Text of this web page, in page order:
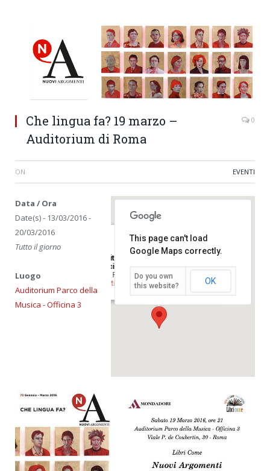
Che lingua fa? 19 marzo –
Auditorium di Roma
0
ON EVENTI
Auditorium Parco della Musica –
Officina 3
Viale P.De Coubertin 30 - roma
Eventi
This page can't load
Google Maps correctly.
Do you own
this website?
OK
Data / Ora
Date(s) - 13/03/2016 -
20/03/2016
Tutto il giorno
Luogo
Auditorium Parco della
Musica - Officina 3